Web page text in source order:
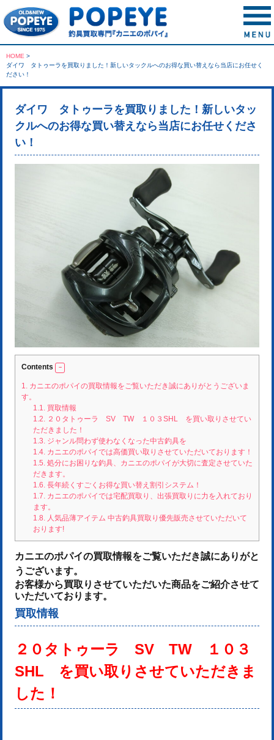
HOME >
ダイワ タトゥーラを買取りました！新しいタックルへのお得な買い替えなら当店にお任せく
ださい！
ダイワ タトゥーラを買取りました！新しいタッ
クルへのお得な買い替えなら当店にお任せくださ
い！
Contents
1. カニエのポパイの買取情報をご覧いただき誠にありがとうございま
す。
1.1.買取情報
1.2.２０タトゥーラ SV TW １０３SHL を買い取りさせてい
ただきました！
1.3.ジャンル問わず使わなくなった中古釣具を
1.4.カニエのポパイでは高価買い取りさせていただいております！
1.5.処分にお困りな釣具、カニエのポパイが大切に査定させていた
だきます。
1.6.長年続くすごくお得な買い替え割引システム！
1.7.カニエのポパイでは宅配買取り、出張買取りに力を入れており
ます。
1.8.人気品薄アイテム 中古釣具買取り優先販売させていただいて
おります!
カニエのポパイの買取情報をご覧いただき誠にありがと
うございます。
お客様から買取りさせていただいた商品をご紹介させて
いただいております。
買取情報
２０タトゥーラ SV TW １０３
SHL を買い取りさせていただきま
した！